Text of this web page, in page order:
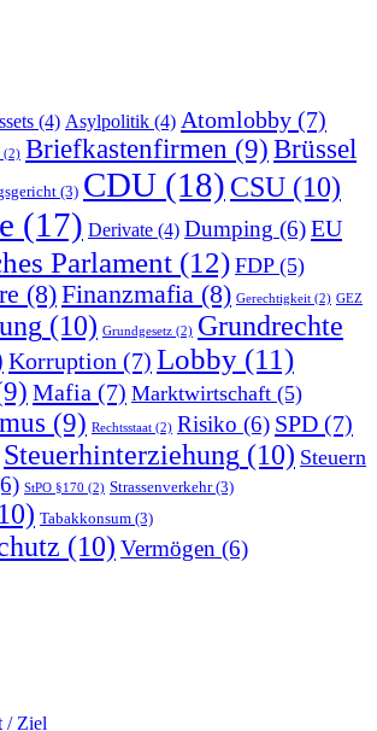
(4) Asylpolitik (4) Atomlobby (7)
(2) Briefkastenfirmen (9) Brüssel
(3) CDU (18) CSU (10)
(17) Derivate (4) Dumping (6)EU
Parlament (12) FDP(5)
(8)Finanzmafia (8) Gerechtigkeit (2) GEZ
(10) Grundgesetz (2) Grundrechte
Korruption (7) Lobby (11)
Mafia (7) Marktwirtschaft (5)
(9) Rechtsstaat (2) Risiko (6) SPD (7)
Steuerhinterziehung (10) Steuern
StPO §170 (2) Strassenverkehr(3)
Tabakkonsum (3)
(10) Vermögen (6)
/ Ziel